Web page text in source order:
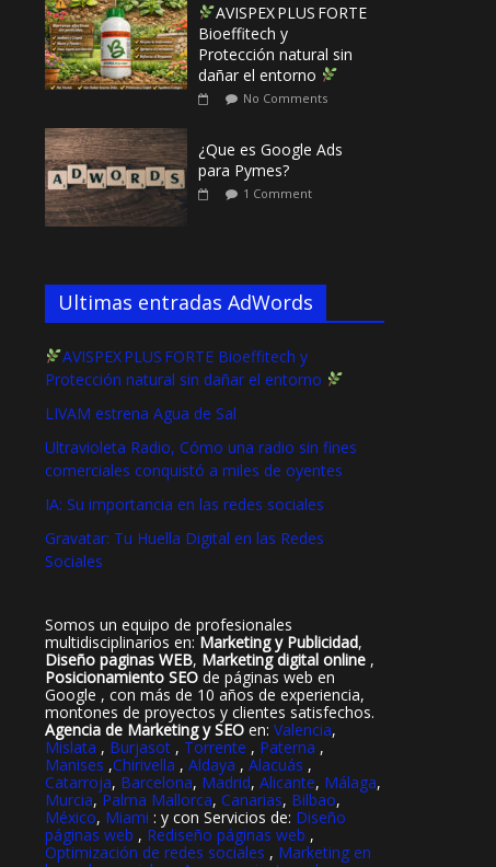
AVISPEX PLUS FORTE
Bioeffitech y
Protección natural sin
dañar el entorno
No Comments
¿Que es Google Ads
para Pymes?
1 Comment
Ultimas entradas AdWords
AVISPEX PLUS FORTE Bioeffitech y
Protección natural sin dañar el entorno
LIVAM estrena Agua de Sal
Ultravioleta Radio, Cómo una radio sin fines
comerciales conquistó a miles de oyentes
IA: Su importancia en las redes sociales
Gravatar: Tu Huella Digital en las Redes
Sociales
Somos un equipo de profesionales
multidisciplinarios en:Marketing y Publicidad,
Diseño paginas WEB, Marketing digital online ,
Posicionamiento SEO de páginas web en
Google , con más de 10 años de experiencia,
montones de proyectos y clientes satisfechos.
Agencia de Marketing y SEO en: Valencia,
Mislata , Burjasot , Torrente , Paterna ,
Manises ,Chirivella , Aldaya , Alacuás ,
Catarroja, Barcelona, Madrid, Alicante, Málaga,
Murcia,Palma Mallorca, Canarias, Bilbao,
México, Miami : y con Servicios de: Diseño
páginas web , Rediseño páginas web ,
Optimización de redes sociales , Marketing en